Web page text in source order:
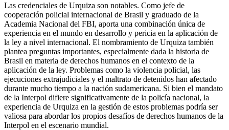
Las credenciales de Urquiza son notables. Como jefe de
cooperación policial internacional de Brasil y graduado de la
Academia Nacional del FBI, aporta una combinación única de
experiencia en el mundo en desarrollo y pericia en la aplicación de
la ley a nivel internacional. El nombramiento de Urquiza también
plantea preguntas importantes, especialmente dada la historia de
Brasil en materia de derechos humanos en el contexto de la
aplicación de la ley. Problemas como la violencia policial, las
ejecuciones extrajudiciales y el maltrato de detenidos han afectado
durante mucho tiempo a la nación sudamericana. Si bien el mandato
de la Interpol difiere significativamente de la policía nacional, la
experiencia de Urquiza en la gestión de estos problemas podría ser
valiosa para abordar los propios desafíos de derechos humanos de la
Interpol en el escenario mundial.